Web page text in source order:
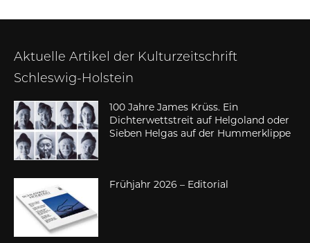
Aktuelle Artikel der Kulturzeitschrift
Schleswig-Holstein
100 Jahre James Krüss. Ein
Dichterwettstreit auf Helgoland oder
Sieben Helgas auf der Hummerklippe
Frühjahr 2026 – Editorial